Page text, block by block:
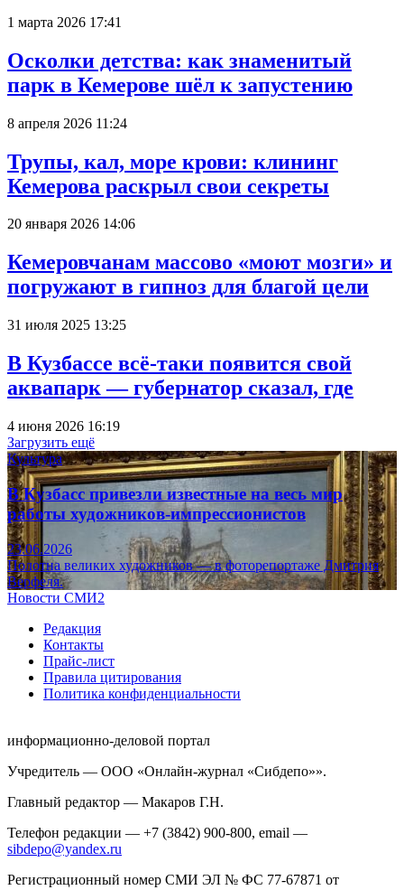
1 марта 2026 17:41
Осколки детства: как знаменитый
парк в Кемерове шёл к запустению
8 апреля 2026 11:24
Трупы, кал, море крови: клининг
Кемерова раскрыл свои секреты
20 января 2026 14:06
Кемеровчанам массово «моют мозги» и
погружают в гипноз для благой цели
31 июля 2025 13:25
В Кузбассе всё-таки появится свой
аквапарк — губернатор сказал, где
4 июня 2026 16:19
Загрузить ещё
Культура
В Кузбасс привезли известные на весь мир
работы художников-импрессионистов
23.06.2026
Полотна великих художников — в фоторепортаже Дмитрия
Верфеля.
Новости СМИ2
Редакция
Контакты
Прайс-лист
Правила цитирования
Политика конфиденциальности
информационно-деловой портал
Учредитель — ООО «Онлайн-журнал «Сибдепо»».
Главный редактор — Макаров Г.Н.
Телефон редакции — +7 (3842) 900-800, email —
sibdepo@yandex.ru
Регистрационный номер СМИ ЭЛ № ФС 77-67871 от